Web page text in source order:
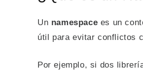
Un namespace es un
útil para evitar conflictos
Por ejemplo, si dos